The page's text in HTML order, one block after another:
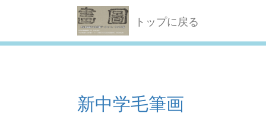
トップに戻る
新中学毛筆画